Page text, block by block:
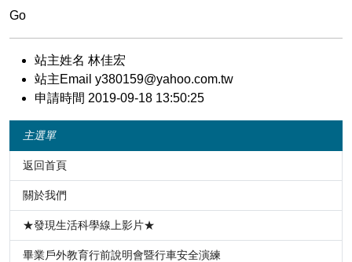
Go
站主姓名 林佳宏
站主Email y380159@yahoo.com.tw
申請時間 2019-09-18 13:50:25
主選單
返回首頁
關於我們
★發現生活科學線上影片★
畢業戶外教育行前說明會暨行車安全演練